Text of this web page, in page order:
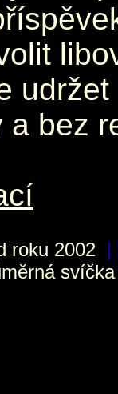
a bez
roku 2002 |